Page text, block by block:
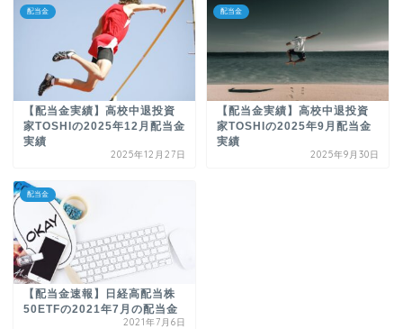
配当金
【配当金実績】高校中退投資
家TOSHIの2025年12月配当金
実績
2025年12月27日
配当金
【配当金実績】高校中退投資
家TOSHIの2025年9月配当金
実績
2025年9月30日
配当金
【配当金速報】日経高配当株
50ETFの2021年7月の配当金
2021年7月6日